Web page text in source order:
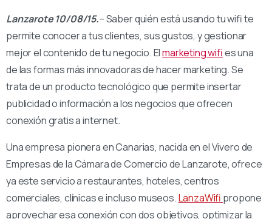
Lanzarote 10/08/15.– Saber quién está usando tu wifi te
permite conocer a tus clientes, sus gustos, y gestionar
mejor el contenido de tu negocio. Elmarketing wifies una
de las formas más innovadoras de hacer marketing. Se
trata de un producto tecnológico que permite insertar
publicidad o información a los negocios que ofrecen
conexión gratis a internet.
Una empresa pionera en Canarias, nacida en el Vivero de
Empresas de la Cámara de Comercio de Lanzarote, ofrece
ya este servicio a restaurantes, hoteles, centros
comerciales, clínicas e incluso museos.LanzaWifi propone
aprovechar esa conexión con dos objetivos, optimizar la